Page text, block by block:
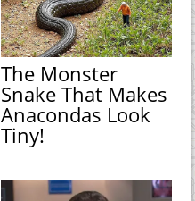
The Monster
Snake That Makes
Anacondas Look
Tiny!